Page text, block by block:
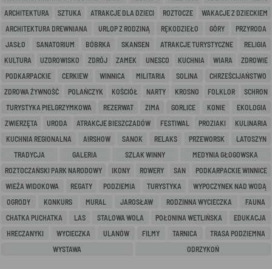
ARCHITEKTURA
SZTUKA ATRAKCJE DLA DZIECI ROZTOCZE
WAKACJE Z DZIECKIEM
ARCHITEKTURA DREWNIANA
URLOP Z RODZINĄ RĘKODZIEŁO GÓRY
PRZYRODA
JASŁO
SANATORIUM BÓBRKA SKANSEN ATRAKCJE TURYSTYCZNE
RELIGIA
KULTURA
UZDROWISKO ZDRÓJ ZAMEK UNESCO KUCHNIA WIARA
ZDROWIE
PODKARPACKIE
CERKIEW WINNICA MILITARIA SOLINA
CHRZEŚCIJAŃSTWO
ZDROWA ŻYWNOŚĆ
POLAŃCZYK KOŚCIÓŁ NARTY KROSNO FOLKLOR
SCHRON
TURYSTYKA PIELGRZYMKOWA
REZERWAT ZIMA GORLICE KONIE
EKOLOGIA
ZWIERZĘTA
URODA ATRAKCJE BIESZCZADÓW FESTIWAL PROZIAKI
KULINARIA
KUCHNIA REGIONALNA
AIRSHOW SANOK RELAKS PRZEWORSK
LATOSZYN
TRADYCJA
GALERIA SZLAK WINNY
MEDYNIA GŁOGOWSKA
ROZTOCZAŃSKI PARK NARODOWY
IKONY ROWERY SAN
PODKARPACKIE WINNICE
WIEŻA WIDOKOWA
REGATY PODZIEMIA TURYSTYKA
WYPOCZYNEK NAD WODĄ
OGRODY
KONKURS MURAL JAROSŁAW RODZINNA WYCIECZKA
FAUNA
CHATKA PUCHATKA
LAS STALOWA WOLA POŁONINA WETLIŃSKA
EDUKACJA
HRECZANYKI
WYCIECZKA ULANÓW FILMY TARNICA
TRASA PODZIEMNA
WYSTAWA
ODRZYKOŃ